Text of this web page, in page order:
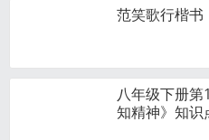
范笑歌行楷书
八年级下册
知精神》知识